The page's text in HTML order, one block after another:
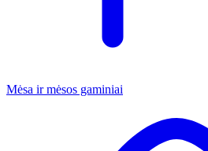
Mėsa ir mėsos gaminiai